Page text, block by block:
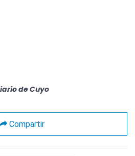
de Cuyo
Compartir